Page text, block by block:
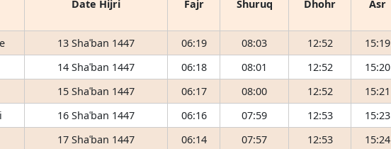
Date Hijri Fajr Shuruq Dhohr Asr
13 Shaʿban 1447 06:19 08:03 12:52 15:19
14 Shaʿban 1447 06:18 08:01 12:52 15:20
15 Shaʿban 1447 06:17 08:00 12:52 15:21
16 Shaʿban 1447 06:16 07:59 12:53 15:23
17 Shaʿban 1447 06:14 07:57 12:53 15:24